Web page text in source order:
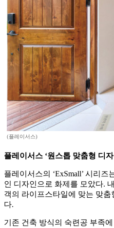
(플레이서스)
플레이서스 ‘원스톱 맞춤형 디자
플레이서스의 ‘ExSmall’ 시리
인 디자인으로 화제를 모았다.
객의 라이프스타일에 맞는 맞
다.
기존 건축 방식의 숙련공 부족